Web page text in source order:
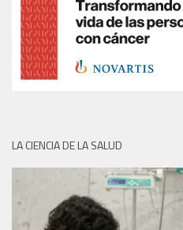
LA CIENCIA DE LA SALUD